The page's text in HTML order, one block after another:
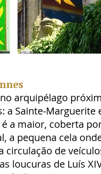
arquipélago
a Sainte-
a maior, coberta
a pequena cela
circulação de
loucuras de Luís